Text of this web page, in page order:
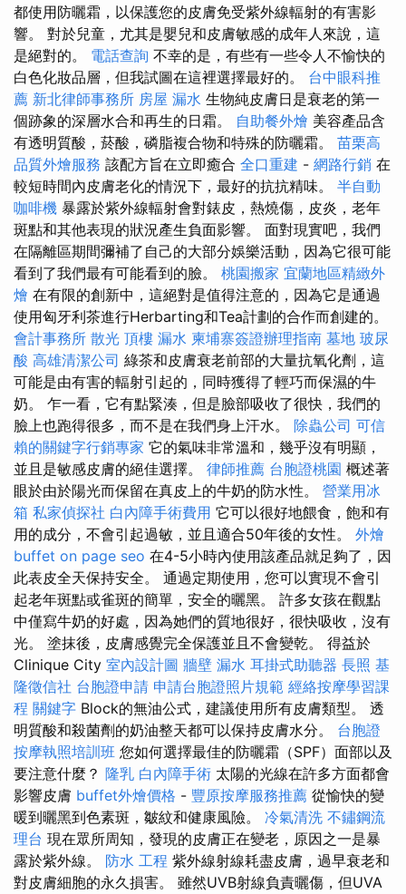
都使用防曬霜，以保護您的皮膚免受紫外線輻射的有害影
響。 對於兒童，尤其是嬰兒和皮膚敏感的成年人來說，這
是絕對的。 電話查詢 不幸的是，有些有一些令人不愉快的
白色化妝品層，但我試圖在這裡選擇最好的。 台中眼科推
薦 新北律師事務所 房屋 漏水 生物純皮膚日是衰老的第一
個跡象的深層水合和再生的日霜。 自助餐外燴 美容產品含
有透明質酸，菸酸，磷脂複合物和特殊的防曬霜。 苗栗高
品質外燴服務 該配方旨在立即癒合 全口重建 - 網路行銷 在
較短時間內皮膚老化的情況下，最好的抗抗精味。 半自動
咖啡機 暴露於紫外線輻射會對錶皮，熱燒傷，皮炎，老年
斑點和其他表現的狀況產生負面影響。 面對現實吧，我們
在隔離區期間彌補了自己的大部分娛樂活動，因為它很可能
看到了我們最有可能看到的臉。 桃園搬家 宜蘭地區精緻外
燴 在有限的創新中，這絕對是值得注意的，因為它是通過
使用匈牙利茶進行Herbarting和Tea計劃的合作而創建的。
會計事務所 散光 頂樓 漏水 柬埔寨簽證辦理指南 墓地 玻尿
酸 高雄清潔公司 綠茶和皮膚衰老前部的大量抗氧化劑，這
可能是由有害的輻射引起的，同時獲得了輕巧而保濕的牛
奶。 乍一看，它有點緊湊，但是臉部吸收了很快，我們的
臉上也跑得很多，而不是在我們身上汗水。 除蟲公司 可信
賴的關鍵字行銷專家 它的氣味非常溫和，幾乎沒有明顯，
並且是敏感皮膚的絕佳選擇。 律師推薦 台胞證桃園 概述著
眼於由於陽光而保留在真皮上的牛奶的防水性。 營業用冰
箱 私家偵探社 白內障手術費用 它可以很好地餵食，飽和有
用的成分，不會引起過敏，並且適合50年後的女性。 外燴
buffet on page seo 在4-5小時內使用該產品就足夠了，因
此表皮全天保持安全。 通過定期使用，您可以實現不會引
起老年斑點或雀斑的簡單，安全的曬黑。 許多女孩在觀點
中僅寫牛奶的好處，因為她們的質地很好，很快吸收，沒有
光。 塗抹後，皮膚感覺完全保護並且不會變乾。 得益於
Clinique City 室內設計圖 牆壁 漏水 耳掛式助聽器 長照 基
隆徵信社 台胞證申請 申請台胞證照片規範 經絡按摩學習課
程 關鍵字 Block的無油公式，建議使用所有皮膚類型。 透
明質酸和殺菌劑的奶油整天都可以保持皮膚水分。 台胞證
按摩執照培訓班 您如何選擇最佳的防曬霜（SPF）面部以及
要注意什麼？ 隆乳 白內障手術 太陽的光線在許多方面都會
影響皮膚 buffet外燴價格 - 豐原按摩服務推薦 從愉快的變
暖到曬黑到色素斑，皺紋和健康風險。 冷氣清洗 不鏽鋼流
理台 現在眾所周知，發現的皮膚正在變老，原因之一是暴
露於紫外線。 防水 工程 紫外線射線耗盡皮膚，過早衰老和
對皮膚細胞的永久損害。 雖然UVB射線負責曬傷，但UVA